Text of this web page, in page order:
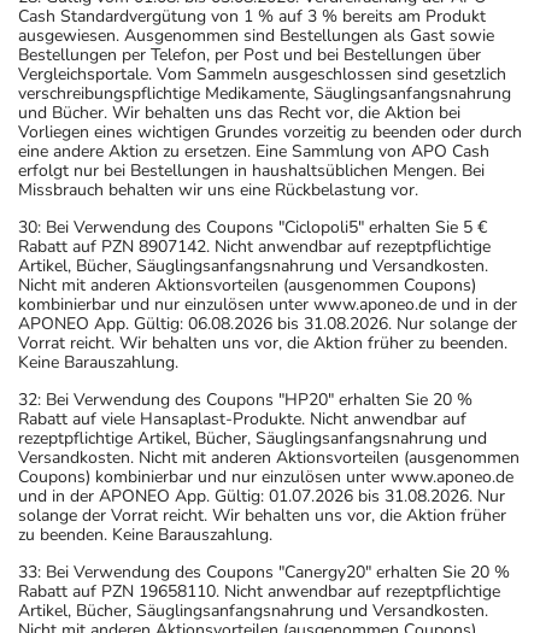
Cash Standardvergütung von 1 % auf 3 % bereits am Produkt
ausgewiesen. Ausgenommen sind Bestellungen als Gast sowie
Bestellungen per Telefon, per Post und bei Bestellungen über
Vergleichsportale. Vom Sammeln ausgeschlossen sind gesetzlich
verschreibungspflichtige Medikamente, Säuglingsanfangsnahrung
und Bücher. Wir behalten uns das Recht vor, die Aktion bei
Vorliegen eines wichtigen Grundes vorzeitig zu beenden oder durch
eine andere Aktion zu ersetzen. Eine Sammlung von APO Cash
erfolgt nur bei Bestellungen in haushaltsüblichen Mengen. Bei
Missbrauch behalten wir uns eine Rückbelastung vor.
30: Bei Verwendung des Coupons "Ciclopoli5" erhalten Sie 5 €
Rabatt auf PZN 8907142. Nicht anwendbar auf rezeptpflichtige
Artikel, Bücher, Säuglingsanfangsnahrung und Versandkosten.
Nicht mit anderen Aktionsvorteilen (ausgenommen Coupons)
kombinierbar und nur einzulösen unter www.aponeo.de und in der
APONEO App. Gültig: 06.08.2026 bis 31.08.2026. Nur solange der
Vorrat reicht. Wir behalten uns vor, die Aktion früher zu beenden.
Keine Barauszahlung.
32: Bei Verwendung des Coupons "HP20" erhalten Sie 20 %
Rabatt auf viele Hansaplast-Produkte. Nicht anwendbar auf
rezeptpflichtige Artikel, Bücher, Säuglingsanfangsnahrung und
Versandkosten. Nicht mit anderen Aktionsvorteilen (ausgenommen
Coupons) kombinierbar und nur einzulösen unter www.aponeo.de
und in der APONEO App. Gültig: 01.07.2026 bis 31.08.2026. Nur
solange der Vorrat reicht. Wir behalten uns vor, die Aktion früher
zu beenden. Keine Barauszahlung.
33: Bei Verwendung des Coupons "Canergy20" erhalten Sie 20 %
Rabatt auf PZN 19658110. Nicht anwendbar auf rezeptpflichtige
Artikel, Bücher, Säuglingsanfangsnahrung und Versandkosten.